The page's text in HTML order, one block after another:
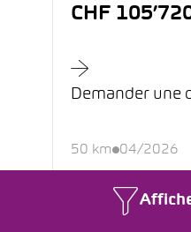
CHF
Demander une
50 km 04/2026
Électrique